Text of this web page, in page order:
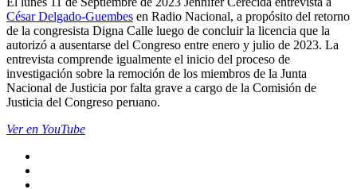
César Delgado-Guembes en Radio Nacional, a propósito del retorno
de la congresista Digna Calle luego de concluir la licencia que la
autorizó a ausentarse del Congreso entre enero y julio de 2023. La
entrevista comprende igualmente el inicio del proceso de
investigación sobre la remoción de los miembros de la Junta
Nacional de Justicia por falta grave a cargo de la Comisión de
Justicia del Congreso peruano.
Ver en YouTube